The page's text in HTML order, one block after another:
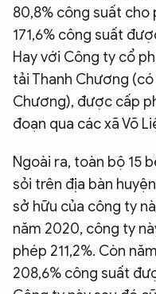
80,8% công suất cho
171,6% công suất
Hay với Công ty cổ
tải Thanh Chương
Chương), được cấp
đoạn qua các xã Võ
Ngoài ra, toàn bộ 15
sỏi trên địa bàn
sở hữu của công ty
năm 2020, công ty
phép 211,2%. Còn
208,6% công suất